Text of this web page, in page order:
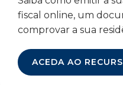
fiscal online, um
comprovar a sua
ACEDA AO